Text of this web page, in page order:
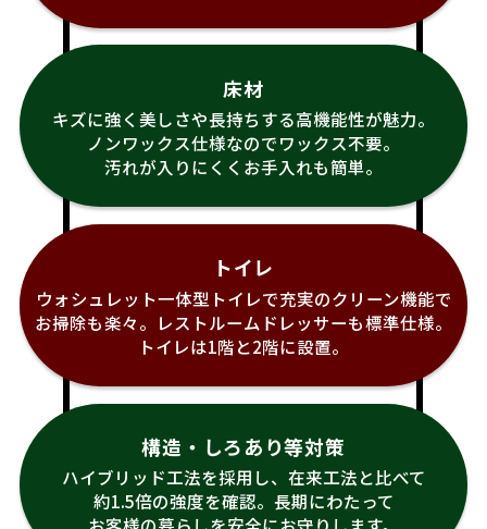
床材
キズに強く美しさや長持ちする高機能性が魅力。
ノンワックス仕様なのでワックス不要。
汚れが入りにくくお手入れも簡単。
トイレ
ウォシュレット一体型トイレで充実のクリーン機能で
お掃除も楽々。レストルームドレッサーも標準仕様。
トイレは1階と2階に設置。
構造・しろあり等対策
ハイブリッド工法を採用し、在来工法と比べて
約1.5倍の強度を確認。長期にわたって